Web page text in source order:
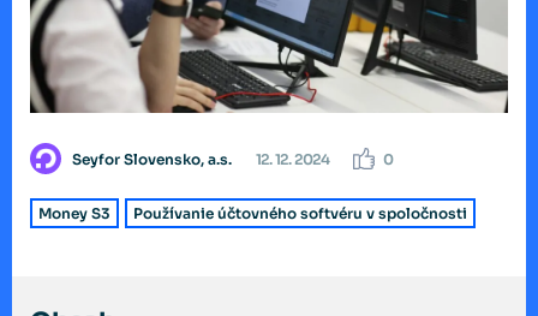
Seyfor Slovensko, a.s. 12. 12. 2024 0
Money S3 Používanie účtovného softvéru v spoločnosti